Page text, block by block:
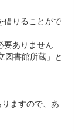
借りることがで
ありません
書館所蔵」と
ますので、あ